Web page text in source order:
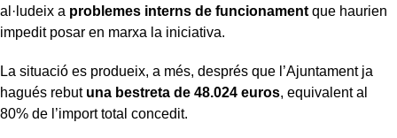
al·ludeix a problemes interns de funcionament que haurien
impedit posar en marxa la iniciativa.
La situació es produeix, a més, després que l’Ajuntament ja
hagués rebut una bestreta de 48.024 euros, equivalent al
80% de l’import total concedit.